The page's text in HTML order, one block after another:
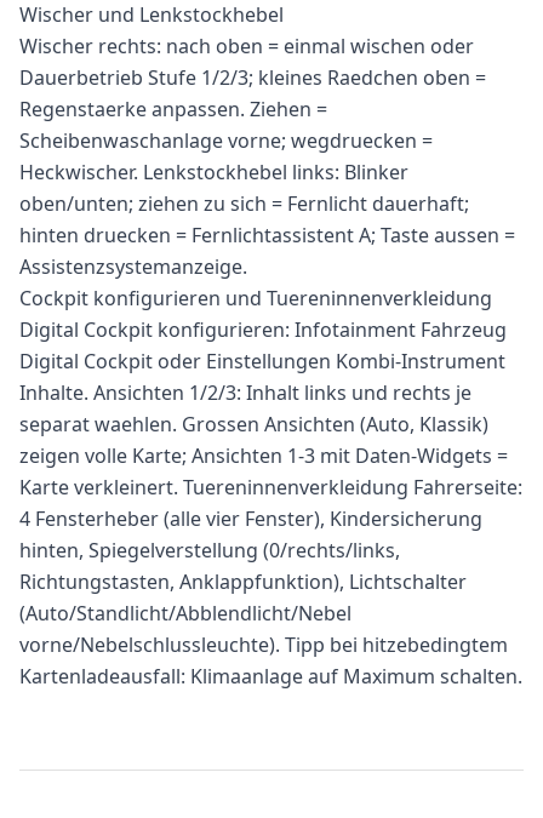
Wischer und Lenkstockhebel
Wischer rechts: nach oben = einmal wischen oder
Dauerbetrieb Stufe 1/2/3; kleines Raedchen oben =
Regenstaerke anpassen. Ziehen =
Scheibenwaschanlage vorne; wegdruecken =
Heckwischer. Lenkstockhebel links: Blinker
oben/unten; ziehen zu sich = Fernlicht dauerhaft;
hinten druecken = Fernlichtassistent A; Taste aussen =
Assistenzsystemanzeige.
Cockpit konfigurieren und Tuereninnenverkleidung
Digital Cockpit konfigurieren: Infotainment Fahrzeug
Digital Cockpit oder Einstellungen Kombi-Instrument
Inhalte. Ansichten 1/2/3: Inhalt links und rechts je
separat waehlen. Grossen Ansichten (Auto, Klassik)
zeigen volle Karte; Ansichten 1-3 mit Daten-Widgets =
Karte verkleinert. Tuereninnenverkleidung Fahrerseite:
4 Fensterheber (alle vier Fenster), Kindersicherung
hinten, Spiegelverstellung (0/rechts/links,
Richtungstasten, Anklappfunktion), Lichtschalter
(Auto/Standlicht/Abblendlicht/Nebel
vorne/Nebelschlussleuchte). Tipp bei hitzebedingtem
Kartenladeausfall: Klimaanlage auf Maximum schalten.